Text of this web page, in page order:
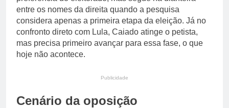
entre os nomes da direita quando a pesquisa
considera apenas a primeira etapa da eleição. Já no
confronto direto com Lula, Caiado atinge o petista,
mas precisa primeiro avançar para essa fase, o que
hoje não acontece.
Publicidade
Cenário da oposição